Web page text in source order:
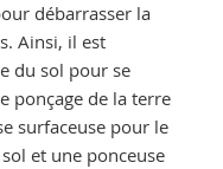
débarrasser la
Ainsi, il est
du sol pour se
ponçage de la terre
surfaceuse pour le
et une ponceuse